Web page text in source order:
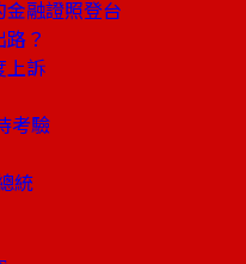
融證照登台
？
上訴
考驗
統